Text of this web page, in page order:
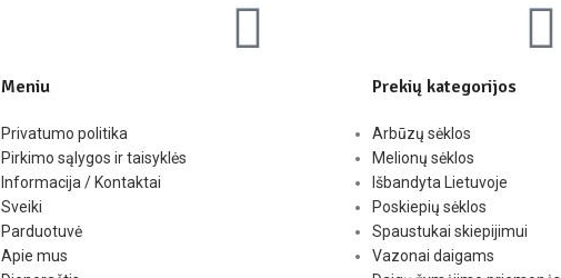
Meniu
Privatumo politika
Pirkimo sąlygos ir taisyklės
Informacija / Kontaktai
Sveiki
Parduotuvė
Apie mus
Prekių kategorijos
Arbūzų sėklos
Melionų sėklos
Išbandyta Lietuvoje
Poskiepių sėklos
Spaustukai skiepijimui
Vazonai daigams